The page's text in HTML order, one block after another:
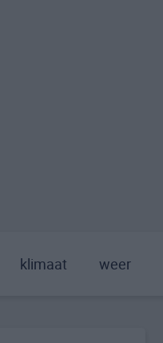
klimaat weer